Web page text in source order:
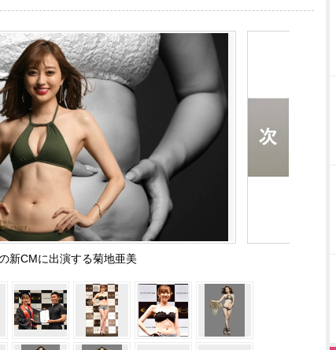
新CMに出演する菊地亜美